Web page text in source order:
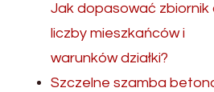
Jak dopasować zbiornik
liczby mieszkańców i
warunków działki?
Szczelne szamba